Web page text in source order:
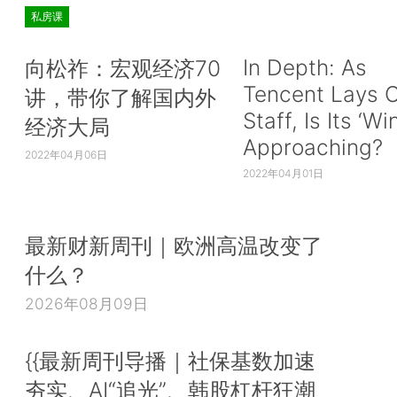
私房课
向松祚：宏观经济70
讲，带你了解国内外
经济大局
2022年04月06日
In Depth: As
Tencent Lays
Staff, Is Its
Approaching?
2022年04月01日
最新财新周刊｜欧洲高温改变了
什么？
2026年08月09日
{{最新周刊导播｜社保基数加速
夯实、AI“追光”、韩股杠杆狂潮